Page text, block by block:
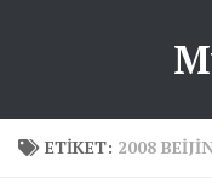
ETIKET: 2008